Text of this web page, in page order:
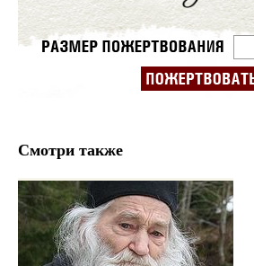
Смотри также